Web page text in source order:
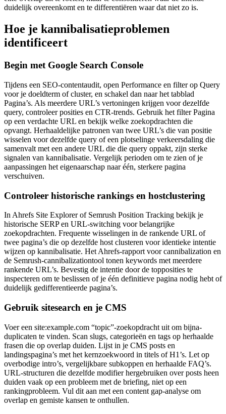
duidelijk overeenkomt en te differentiëren waar dat niet zo is.
Hoe je kannibalisatieproblemen
identificeert
Begin met Google Search Console
Tijdens een SEO-contentaudit, open Performance en filter op Query
voor je doeldterm of cluster, en schakel dan naar het tabblad
Pagina’s. Als meerdere URL’s vertoningen krijgen voor dezelfde
query, controleer posities en CTR-trends. Gebruik het filter Pagina
op een verdachte URL en bekijk welke zoekopdrachten die
opvangt. Herhaaldelijke patronen van twee URL’s die van positie
wisselen voor dezelfde query of een plotselinge verkeersdaling die
samenvalt met een andere URL die die query oppakt, zijn sterke
signalen van kannibalisatie. Vergelijk perioden om te zien of je
aanpassingen het eigenaarschap naar één, sterkere pagina
verschuiven.
Controleer historische rankings en hostclustering
In Ahrefs Site Explorer of Semrush Position Tracking bekijk je
historische SERP en URL-switching voor belangrijke
zoekopdrachten. Frequente wisselingen in de rankende URL of
twee pagina’s die op dezelfde host clusteren voor identieke intentie
wijzen op kannibalisatie. Het Ahrefs-rapport voor cannibalization en
de Semrush-cannibalizationtool tonen keywords met meerdere
rankende URL’s. Bevestig de intentie door de topposities te
inspecteren om te beslissen of je één definitieve pagina nodig hebt of
duidelijk gedifferentieerde pagina’s.
Gebruik sitesearch en je CMS
Voer een site:example.com “topic”-zoekopdracht uit om bijna-
duplicaten te vinden. Scan slugs, categorieën en tags op herhaalde
frasen die op overlap duiden. Lijst in je CMS posts en
landingspagina’s met het kernzoekwoord in titels of H1’s. Let op
overbodige intro’s, vergelijkbare subkoppen en herhaalde FAQ’s.
URL-structuren die dezelfde modifier hergebruiken over posts heen
duiden vaak op een probleem met de briefing, niet op een
rankingprobleem. Vul dit aan met een content gap-analyse om
overlap en gemiste kansen te onthullen.